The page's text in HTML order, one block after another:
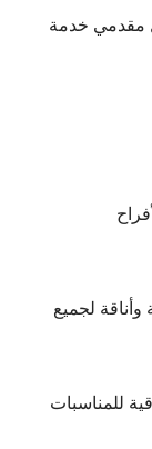
مقدمي خدمة
لجميع
للمناسبات